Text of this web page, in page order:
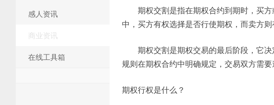
感人资讯
商业资讯
在线工具箱
期权交割是指在期权合约到期时，买
中，买方有权选择是否行使期权，而卖方
期权交割是期权交易的最后阶段，它
规则在期权合约中明确规定，交易双方需要
期权行权是什么？